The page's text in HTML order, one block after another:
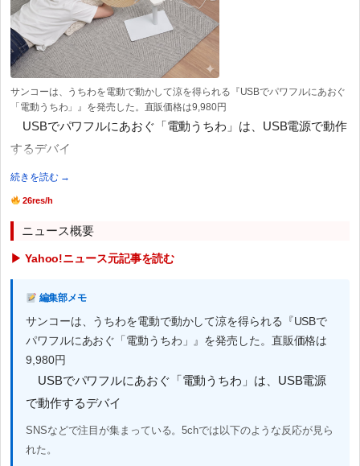
サンコーは、うちわを電動で動かして涼を得られる『USBでパワフルにあおぐ
「電動うちわ」』を発売した。直販価格は9,980円
USBでパワフルにあおぐ「電動うちわ」は、USB電源で動作
するデバイ
続きを読む →
26res/h
ニュース概要
▶ Yahoo!ニュース元記事を読む
編集部メモ
サンコーは、うちわを電動で動かして涼を得られる『USBで
パワフルにあおぐ「電動うちわ」』を発売した。直販価格は
9,980円
USBでパワフルにあおぐ「電動うちわ」は、USB電源
で動作するデバイ
SNSなどで注目が集まっている。5chでは以下のような反応が見ら
れた。